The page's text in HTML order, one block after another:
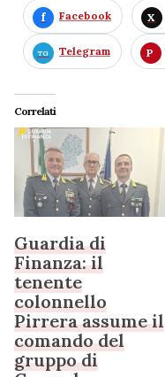
Facebook
Telegram
Correlati
Guardia di
Finanza: il
tenente
colonnello
Pirrera assume il
comando del
gruppo di